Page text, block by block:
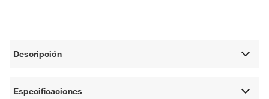
Descripción
Especificaciones